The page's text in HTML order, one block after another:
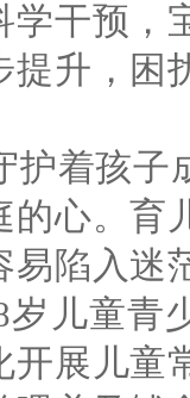
学干预，
提升，困
护着孩子
的心。育
易陷入迷
岁儿童青
开展儿童